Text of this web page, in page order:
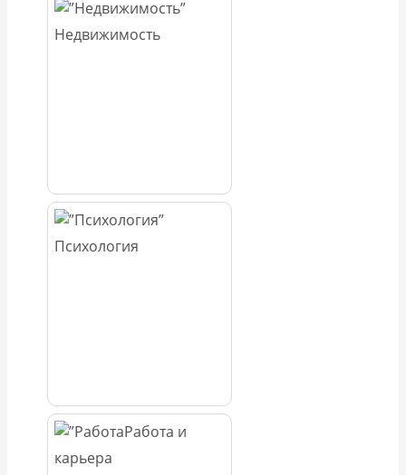
Недвижимость
Психология
Работа и
карьера